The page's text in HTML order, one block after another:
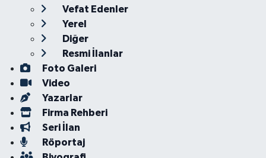
Vefat Edenler
Yerel
Diğer
Resmi İlanlar
Foto Galeri
Video
Yazarlar
Firma Rehberi
Seri İlan
Röportaj